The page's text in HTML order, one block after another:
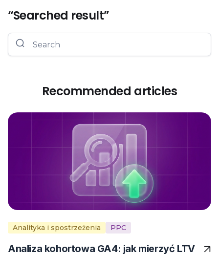
“Searched result”
Recommended articles
Analityka i spostrzeżenia PPC
Analiza kohortowa GA4: jak mierzyć LTV